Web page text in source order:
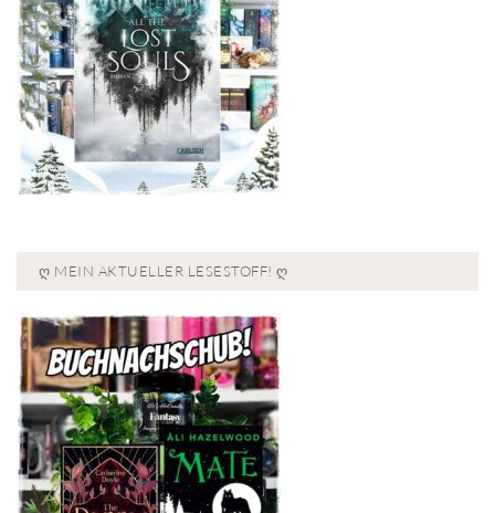
Ღ MEIN AKTUELLER LESESTOFF! Ღ